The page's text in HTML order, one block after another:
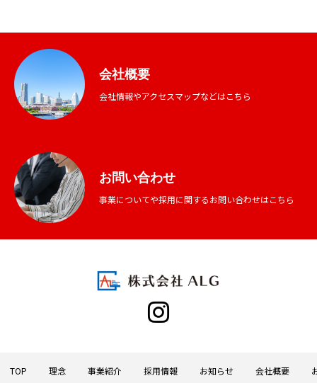
会社概要
会社情報やアクセスマップなどはこちら
お問い合わせ
事業についてや採用に関するお問い合わせはこちら
TOP 理念 事業紹介 採用情報 お知らせ 会社概要